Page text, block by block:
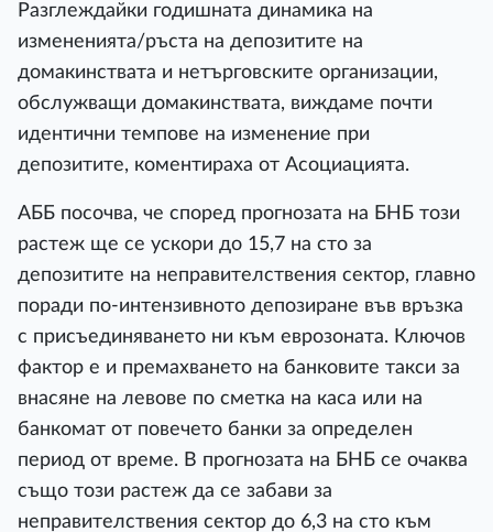
Разглеждайки годишната динамика на
измененията/ръста на депозитите на
домакинствата и нетърговските организации,
обслужващи домакинствата, виждаме почти
идентични темпове на изменение при
депозитите, коментираха от Асоциацията.
АББ посочва, че според прогнозата на БНБ този
растеж ще се ускори до 15,7 на сто за
депозитите на неправителствения сектор, главно
поради по-интензивното депозиране във връзка
с присъединяването ни към еврозоната. Ключов
фактор е и премахването на банковите такси за
внасяне на левове по сметка на каса или на
банкомат от повечето банки за определен
период от време. В прогнозата на БНБ се очаква
също този растеж да се забави за
неправителствения сектор до 6,3 на сто към